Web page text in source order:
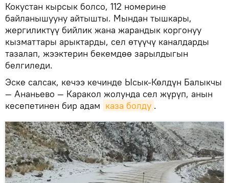
Кокустан кырсык болсо, 112 номерине
байланышууну айтышты. Мындан тышкары,
жергиликтүү бийлик жана жарандык коргонуу
кызматтары арыктарды, сел өтүүчү каналдарды
тазалап, жээктерин бекемдөө зарылдыгын
белгиледи.
Эске салсак, кечээ кечинде Ысык-Көлдүн Балыкчы
— Ананьево — Каракол жолунда сел жүрүп, анын
кесепетинен бир адам каза болду .